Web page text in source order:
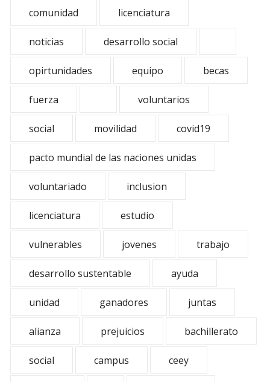
comunidad licenciatura
noticias desarrollo social
opirtunidades equipo becas
fuerza voluntarios
social movilidad covid19
pacto mundial de las naciones unidas
voluntariado inclusion
licenciatura estudio
vulnerables jovenes trabajo
desarrollo sustentable ayuda
unidad ganadores juntas
alianza prejuicios bachillerato
social campus ceey